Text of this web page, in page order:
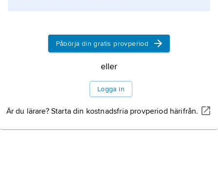
Historia
Information om artikeln
Påbörja din gratis provperiod
eller
Logga in
Är du lärare? Starta din kostnadsfria provperiod härifrån.